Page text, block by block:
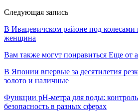
Следующая запись
В Ивацевичском районе под колесами
женщина
Вам также могут понравиться Еще от
В Японии впервые за десятилетия
золото и наличные
Функции pH-метра для воды: контроль
безопасность в разных сферах